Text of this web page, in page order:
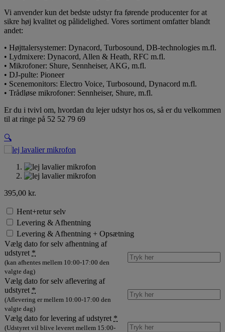
Vi anvender kun det bedste udstyr fra førende producenter for at
sikre høj kvalitet og pålidelighed. Vores sortiment omfatter blandt
andet:
• Højttalersystemer: Dynacord, Turbosound, DB-technologies m.fl.
• Lydmixere: Dynacord, Allen & Heath, RFC m.fl.
• Mikrofoner: Shure, Sennheiser, AKG, m.fl.
• DJ-pulte: Pioneer
• Scenemonitors: Electro Voice, Turbosound, Dynacord m.fl.
• Trådløse mikrofoner: Sennheiser, Shure, m.fl.
Er du i tvivl om, hvordan du lejer udstyr hos os, så er du velkommen
til at ringe på 52 52 79 69
🔍
395,00 kr.
Hent+retur selv
Levering & Afhentning
Levering & Afhentning + Opsætning
Vælg dato for selv afhentning af
udstyret *
(kan afhentes mellem 10:00-17:00 den
valgte dag)
Vælg dato for selv aflevering af
udstyret *
(Aflevering er mellem 10:00-17:00 den
valgte dag)
Vælg dato for levering af udstyret *
(Udstyret vil blive leveret mellem 15:00-